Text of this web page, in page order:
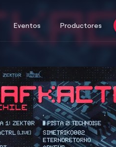
Eventos Productores